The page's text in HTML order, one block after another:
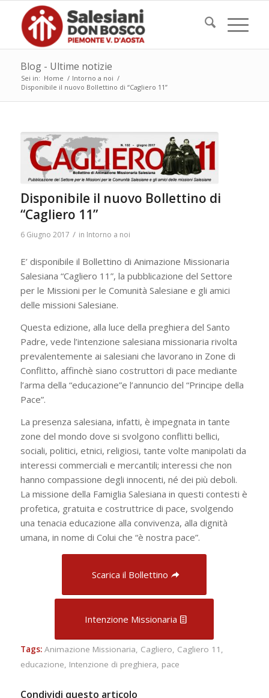
Blog - Ultime notizie
Sei in: Home / Intorno a noi /
Disponibile il nuovo Bollettino di “Cagliero 11”
Disponibile il nuovo Bollettino di
“Cagliero 11”
6 Giugno 2017 / in Intorno a noi
E’ disponibile il Bollettino di Animazione Missionaria
Salesiana “Cagliero 11”, la pubblicazione del Settore
per le Missioni per le Comunità Salesiane e gli amici
delle missioni Salesiane.
Questa edizione, alla luce della preghiera del Santo
Padre, vede l’intenzione salesiana missionaria rivolta
prevalentemente ai salesiani che lavorano in Zone di
Conflitto, affinchè siano costruttori di pace mediante
l’arma della “educazione”e l’annuncio del “Principe della
Pace”.
La presenza salesiana, infatti, è impegnata in tante
zone del mondo dove si svolgono conflitti bellici,
sociali, politici, etnici, religiosi, tante volte manipolati da
interessi commerciali e mercantili; interessi che non
hanno compassione degli innocenti, né dei più deboli.
La missione della Famiglia Salesiana in questi contesti è
profetica, gratuita e costruttrice di pace, svolgendo
una tenacia educazione alla convivenza, alla dignità
umana, in nome di Colui che “è nostra pace”.
Scarica il Bollettino
Intenzione Missionaria
Tags: Animazione Missionaria, Cagliero, Cagliero 11 ,
educazione, Intenzione di preghiera, pace
Condividi questo articolo